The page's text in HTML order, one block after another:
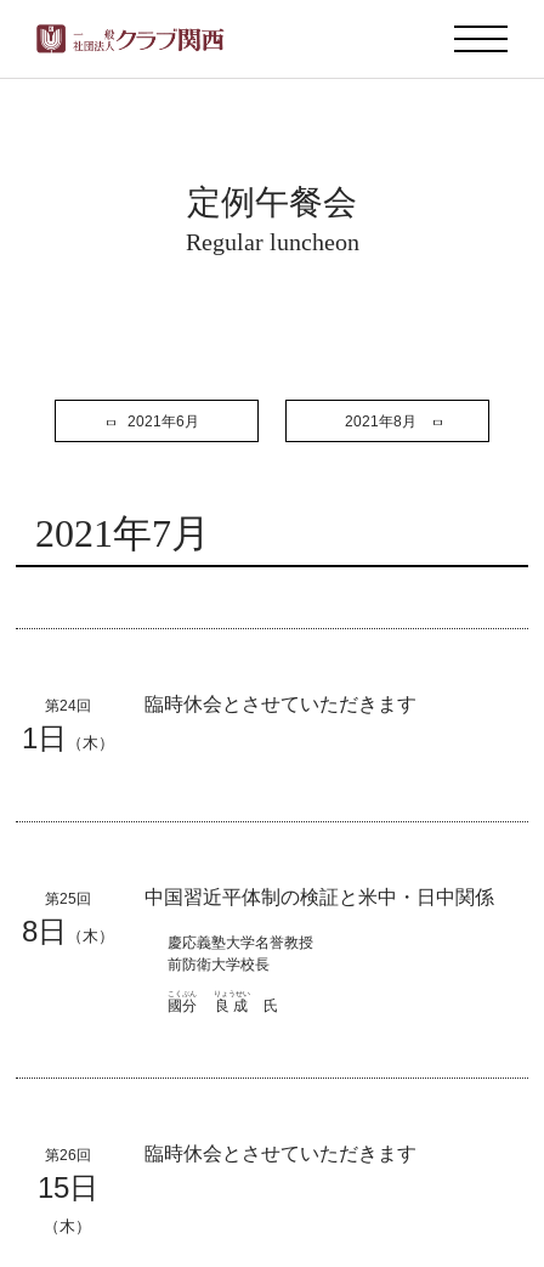
定例午餐会
Regular luncheon
2021年6月 2021年8月
2021年7月
第24回
1日 （木）
臨時休会とさせていただきます
第25回
8日 （木）
中国習近平体制の検証と米中・日中関係
慶応義塾大学名誉教授
前防衛大学校長
國分
こくぶん
良成
りょうせい
氏
第26回
15日
（木）
臨時休会とさせていただきます